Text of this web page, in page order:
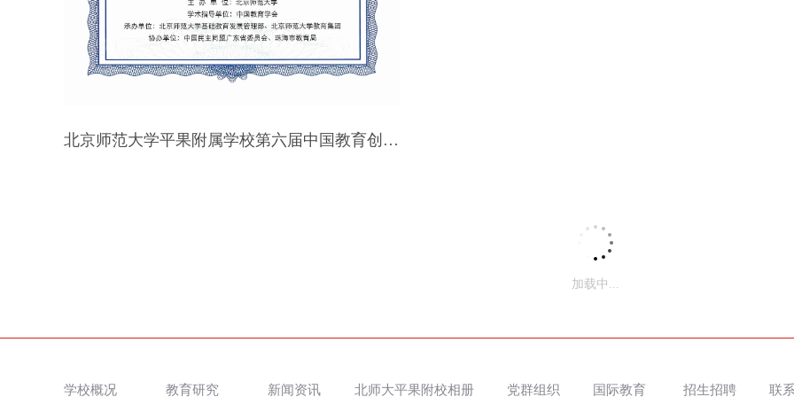
北京师范大学平果附属学校第六届中国教育创新成果公益博览会荣誉证书
加载中...
学校概况 教育研究 新闻资讯 北师大平果附校相册 党群组织 国际教育 招生招聘 联